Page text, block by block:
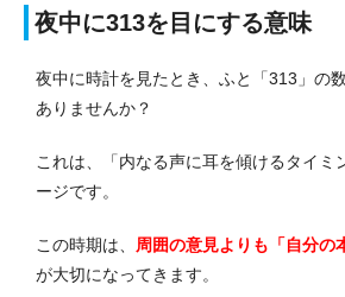
夜中に313を目にする意味
夜中に時計を見たとき、ふと「313」の
ありませんか？
これは、「内なる声に耳を傾けるタイミ
ージです。
この時期は、 周囲の意見よりも「自分の
が大切になってきます。